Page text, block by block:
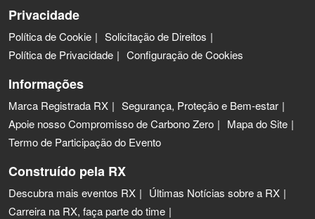
Privacidade
Política de Cookie
Solicitação de Direitos
Política de Privacidade
Configuração de Cookies
Informações
Marca Registrada RX
Segurança, Proteção e Bem-estar
Apoie nosso Compromisso de Carbono Zero
Mapa do Site
Termo de Participação do Evento
Construído pela RX
Descubra mais eventos RX
Últimas Notícias sobre a RX
Carreira na RX, faça parte do time